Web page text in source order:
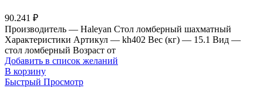
90.241 ₽
Производитель — Haleyan Стол ломберный шахматный
Характеристики Артикул — kh402 Вес (кг) — 15.1 Вид —
стол ломберный Возраст от
Добавить в список желаний
В корзину
Быстрый Просмотр